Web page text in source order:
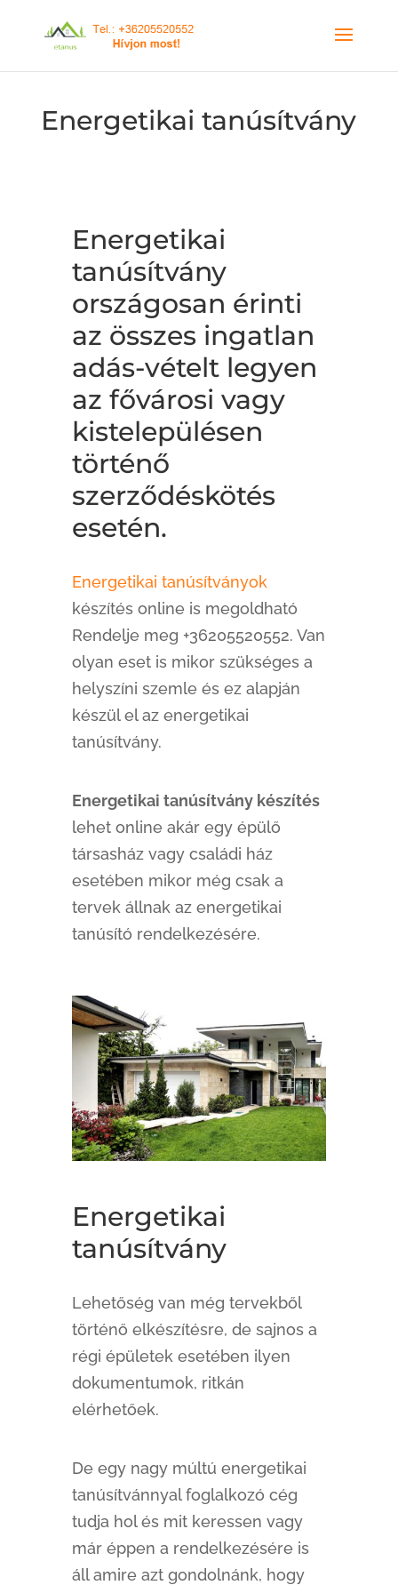
Energetikai tanúsítvány
Energetikai
tanúsítvány
országosan érinti
az összes ingatlan
adás-vételt legyen
az fővárosi vagy
kistelepülésen
történő
szerződéskötés
esetén.
Energetikai tanúsítványok
készítés online is megoldható
Rendelje meg +36205520552. Van
olyan eset is mikor szükséges a
helyszíni szemle és ez alapján
készül el az energetikai
tanúsítvány.
Energetikai tanúsítvány készítés
lehet online akár egy épülő
társasház vagy családi ház
esetében mikor még csak a
tervek állnak az energetikai
tanúsító rendelkezésére.
Energetikai
tanúsítvány
Lehetőség van még tervekből
történő elkészítésre, de sajnos a
régi épületek esetében ilyen
dokumentumok, ritkán
elérhetőek.
De egy nagy múltú energetikai
tanúsítvánnyal foglalkozó cég
tudja hol és mit keressen vagy
már éppen a rendelkezésére is
áll amire azt gondolnánk, hogy